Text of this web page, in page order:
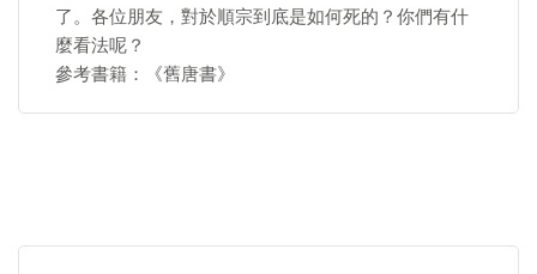
了。各位朋友，對於順宗到底是如何死的？你們有什
麼看法呢？
參考書籍：《舊唐書》